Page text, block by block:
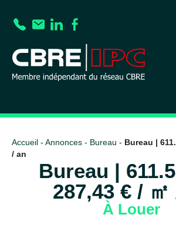
Accueil - Annonces - Bureau - Bureau |
/ an
Bureau |
287,43 € / ㎡
À Louer